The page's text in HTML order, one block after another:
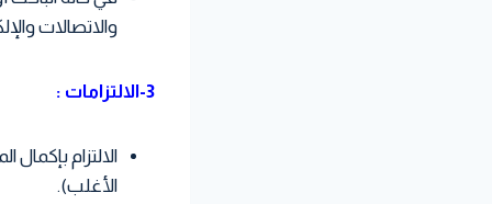
والاتصالات
3-الالتزامات :
الالتزام
الأغلب).